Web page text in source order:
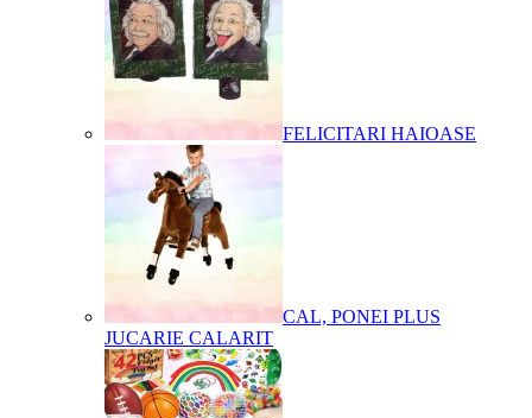
FELICITARI HAIOASE
CAL, PONEI PLUS
JUCARIE CALARIT